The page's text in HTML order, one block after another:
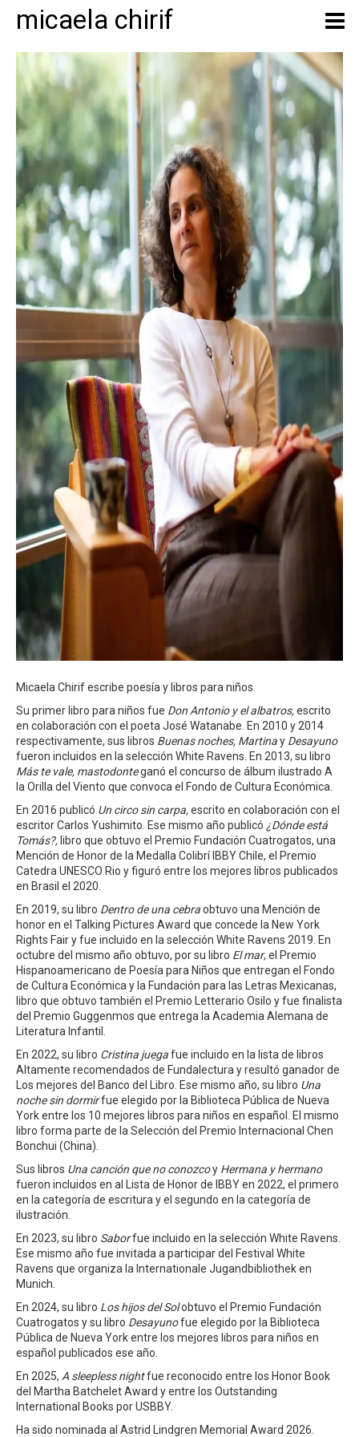
micaela chirif
Micaela Chirif escribe poesía y libros para niños.
Su primer libro para niños fue Don Antonio y el albatros,escrito
en colaboración con el poeta José Watanabe. En 2010 y 2014
respectivamente, sus libros Buenas noches, Martinay Desayuno
fueron incluidos en la selección White Ravens. En 2013, su libro
Más te vale, mastodonteganó el concurso de álbum ilustrado A
la Orilla del Viento que convoca el Fondo de Cultura Económica.
En 2016 publicó Un circo sin carpa,escrito en colaboración con el
escritor Carlos Yushimito. Ese mismo año publicó ¿Dónde está
Tomás?, libro que obtuvo el Premio Fundación Cuatrogatos, una
Mención de Honor de la Medalla Colibrí IBBY Chile, el Premio
Catedra UNESCO Rio y figuró entre los mejores libros publicados
en Brasil el 2020.
En 2019, su libro Dentro de una cebraobtuvo una Mención de
honor en el Talking Pictures Award que concede la New York
Rights Fair y fue incluido en la selección White Ravens 2019. En
octubre del mismo año obtuvo, por su libro El mar, el Premio
Hispanoamericano de Poesía para Niños que entregan el Fondo
de Cultura Económica y la Fundación para las Letras Mexicanas,
libro que obtuvo también el Premio Letterario Osilo y fue finalista
del Premio Guggenmos que entrega la Academia Alemana de
Literatura Infantil.
En 2022, su libro Cristina juegafue incluido en la lista de libros
Altamente recomendados de Fundalectura y resultó ganador de
Los mejores del Banco del Libro. Ese mismo año, su libro Una
noche sin dormirfue elegido por la Biblioteca Pública de Nueva
York entre los 10 mejores libros para niños en español. El mismo
libro forma parte de la Selección del Premio Internacional Chen
Bonchui (China).
Sus libros Una canción que no conozcoy Hermana y hermano
fueron incluidos en al Lista de Honor de IBBY en 2022, el primero
en la categoría de escritura y el segundo en la categoría de
ilustración.
En 2023, su libro Saborfue incluido en la selección White Ravens.
Ese mismo año fue invitada a participar del Festival White
Ravens que organiza la Internationale Jugandbibliothek en
Munich.
En 2024, su libro Los hijos del Solobtuvo el Premio Fundación
Cuatrogatos y su libro Desayunofue elegido por la Biblioteca
Pública de Nueva York entre los mejores libros para niños en
español publicados ese año.
En 2025, A sleepless nightfue reconocido entre los Honor Book
del Martha Batchelet Award y entre los Outstanding
International Books por USBBY.
Ha sido nominada al Astrid Lindgren Memorial Award 2026.